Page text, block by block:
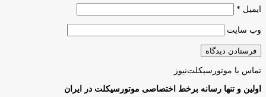
ایمیل *
وب‌ سایت
تماس با موتورسیکلت‌نیوز
اولین و تنها رسانه برخط اختصاصی موتورسیکلت در ایران